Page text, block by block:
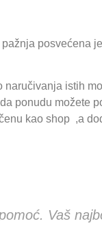
posvećena
istih
ponudu možete
kao shop ,a
Vaš